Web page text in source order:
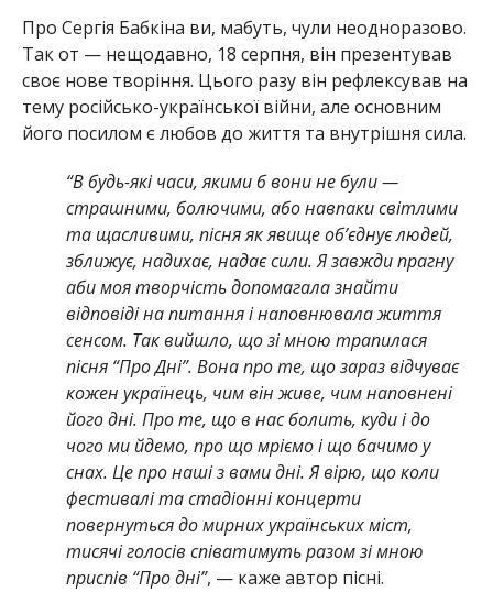
Про Сергія Бабкіна ви, мабуть, чули неодноразово.
Так от — нещодавно, 18 серпня, він презентував
своє нове творіння. Цього разу він рефлексував на
тему російсько-української війни, але основним
його посилом є любов до життя та внутрішня сила.
“В будь-які часи, якими б вони не були —
страшними, болючими, або навпаки світлими
та щасливими, пісня як явище об’єднує людей,
зближує, надихає, надає сили. Я завжди прагну
аби моя творчість допомагала знайти
відповіді на питання і наповнювала життя
сенсом. Так вийшло, що зі мною трапилася
пісня “Про Дні”. Вона про те, що зараз відчуває
кожен українець, чим він живе, чим наповнені
його дні. Про те, що в нас болить, куди і до
чого ми йдемо, про що мріємо і що бачимо у
снах. Це про наші з вами дні. Я вірю, що коли
фестивалі та стадіонні концерти
повернуться до мирних українських міст,
тисячі голосів співатимуть разом зі мною
приспів “Про дні”, — каже автор пісні.